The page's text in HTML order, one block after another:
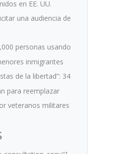
en EE. UU.
una audiencia de
personas usando
inmigrantes
de la libertad”: 34
para reemplazar
veteranos militares